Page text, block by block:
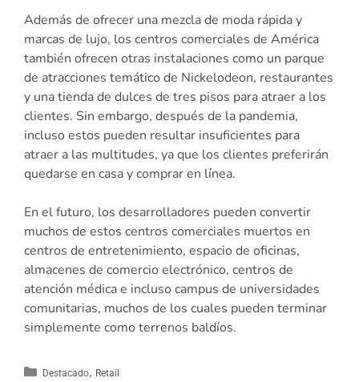
Además de ofrecer una mezcla de moda rápida y
marcas de lujo, los centros comerciales de América
también ofrecen otras instalaciones como un parque
de atracciones temático de Nickelodeon, restaurantes
y una tienda de dulces de tres pisos para atraer a los
clientes. Sin embargo, después de la pandemia,
incluso estos pueden resultar insuficientes para
atraer a las multitudes, ya que los clientes preferirán
quedarse en casa y comprar en línea.
En el futuro, los desarrolladores pueden convertir
muchos de estos centros comerciales muertos en
centros de entretenimiento, espacio de oficinas,
almacenes de comercio electrónico, centros de
atención médica e incluso campus de universidades
comunitarias, muchos de los cuales pueden terminar
simplemente como terrenos baldíos.
Destacado, Retail